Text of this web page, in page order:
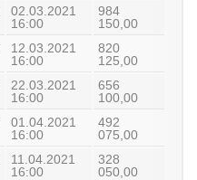
02.03.2021
16:00
984
150,00
12.03.2021
16:00
820
125,00
22.03.2021
16:00
656
100,00
01.04.2021
16:00
492
075,00
11.04.2021
16:00
328
050,00